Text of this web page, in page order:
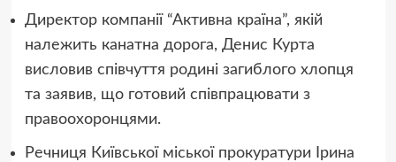
Директор компанії “Активна країна”, якій
належить канатна дорога, Денис Курта
висловив співчуття родині загиблого хлопця
та заявив, що готовий співпрацювати з
правоохоронцями.
Речниця Київської міської прокуратури Ірина